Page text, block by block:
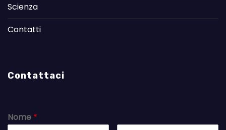
Scienza
Contatti
Contattaci
Nome *